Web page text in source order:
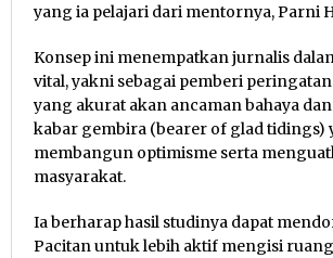
yang ia pelajari dari mentornya, Parni
Konsep ini menempatkan jurnalis
vital, yakni sebagai pemberi
yang akurat akan ancaman bahaya
kabar gembira (bearer of glad tidings)
membangun optimisme serta
masyarakat.
Ia berharap hasil studinya dapat
Pacitan untuk lebih aktif mengisi